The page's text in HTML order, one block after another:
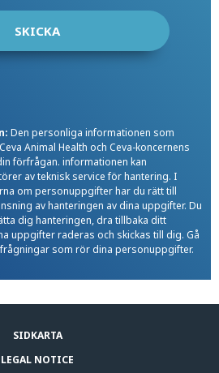
Den personliga informationen som
Animal Health och Ceva-koncernens
förfrågan. informationen kan
av teknisk service för hantering. I
om personuppgifter har du rätt till
av hanteringen av dina uppgifter. Du
dig hanteringen, dra tillbaka ditt
uppgifter raderas och skickas till dig. Gå
som rör dina personuppgifter.
SIDKARTA
LEGAL NOTICE